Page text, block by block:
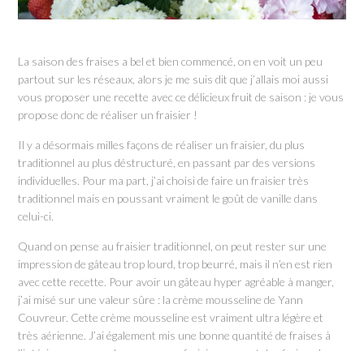
La saison des fraises a bel et bien commencé, on en voit un peu
partout sur les réseaux, alors je me suis dit que j’allais moi aussi
vous proposer une recette avec ce délicieux fruit de saison : je vous
propose donc de réaliser un fraisier !
Il y a désormais milles façons de réaliser un fraisier, du plus
traditionnel au plus déstructuré, en passant par des versions
individuelles. Pour ma part, j’ai choisi de faire un fraisier très
traditionnel mais en poussant vraiment le goût de vanille dans
celui-ci.
Quand on pense au fraisier traditionnel, on peut rester sur une
impression de gâteau trop lourd, trop beurré, mais il n’en est rien
avec cette recette. Pour avoir un gâteau hyper agréable à manger,
j’ai misé sur une valeur sûre : la crème mousseline de Yann
Couvreur. Cette crème mousseline est vraiment ultra légère et
très aérienne. J’ai également mis une bonne quantité de fraises à